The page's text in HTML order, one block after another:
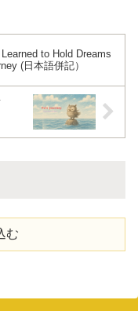
to Hold Dreams
(日本語併記）
む